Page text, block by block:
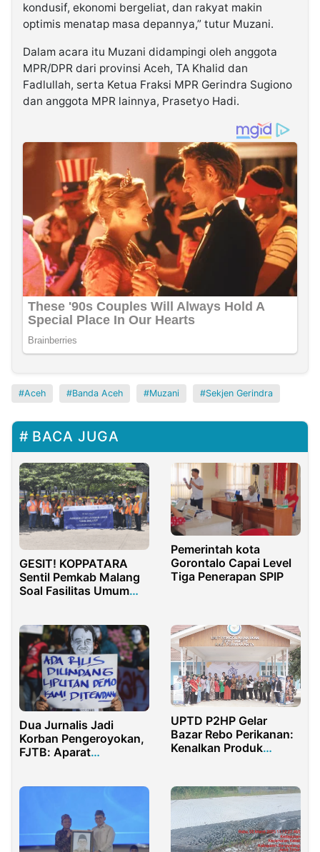
kondusif, ekonomi bergeliat, dan rakyat makin
optimis menatap masa depannya,” tutur Muzani.
Dalam acara itu Muzani didampingi oleh anggota
MPR/DPR dari provinsi Aceh, TA Khalid dan
Fadlullah, serta Ketua Fraksi MPR Gerindra Sugiono
dan anggota MPR lainnya, Prasetyo Hadi.
Aceh Banda Aceh Muzani Sekjen Gerindra
BACA JUGA
GESIT! KOPPATARA
Sentil Pemkab Malang
Soal Fasilitas Umum
Pemerintah kota
Gorontalo Capai Level
Tiga Penerapan SPIP
Dua Jurnalis Jadi
Korban Pengeroyokan,
FJTB: Aparat
UPTD P2HP Gelar
Bazar Rebo Perikanan:
Kenalkan Produk